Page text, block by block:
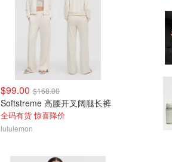
$99.00 $168.00
Softstreme 高腰开叉阔腿长裤
全码有货 惊喜降价
lululemon